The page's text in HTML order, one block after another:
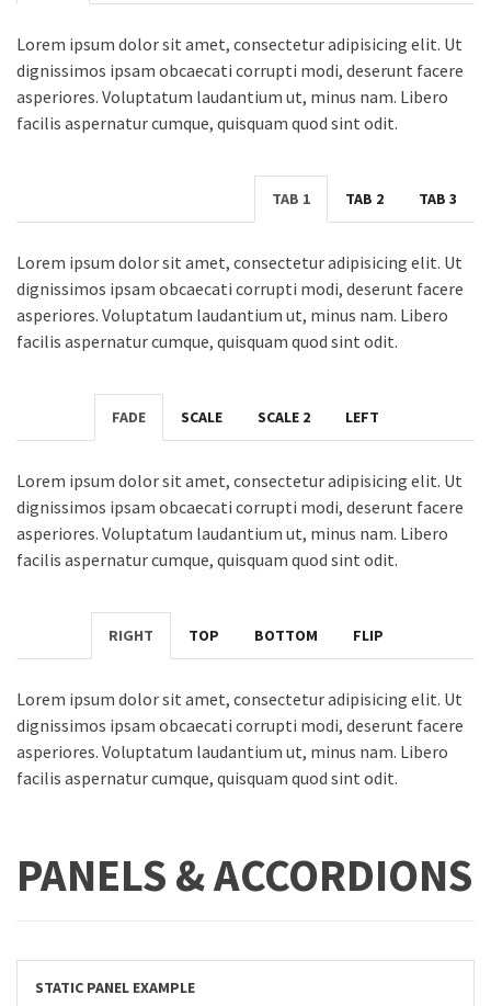
Lorem ipsum dolor sit amet, consectetur adipisicing elit. Ut
dignissimos ipsam obcaecati corrupti modi, deserunt facere
asperiores. Voluptatum laudantium ut, minus nam. Libero
facilis aspernatur cumque, quisquam quod sint odit.
TAB 1 TAB 2 TAB 3
Lorem ipsum dolor sit amet, consectetur adipisicing elit. Ut
dignissimos ipsam obcaecati corrupti modi, deserunt facere
asperiores. Voluptatum laudantium ut, minus nam. Libero
facilis aspernatur cumque, quisquam quod sint odit.
FADE SCALE SCALE 2 LEFT
Lorem ipsum dolor sit amet, consectetur adipisicing elit. Ut
dignissimos ipsam obcaecati corrupti modi, deserunt facere
asperiores. Voluptatum laudantium ut, minus nam. Libero
facilis aspernatur cumque, quisquam quod sint odit.
RIGHT TOP BOTTOM FLIP
Lorem ipsum dolor sit amet, consectetur adipisicing elit. Ut
dignissimos ipsam obcaecati corrupti modi, deserunt facere
asperiores. Voluptatum laudantium ut, minus nam. Libero
facilis aspernatur cumque, quisquam quod sint odit.
PANELS & ACCORDIONS
STATIC PANEL EXAMPLE